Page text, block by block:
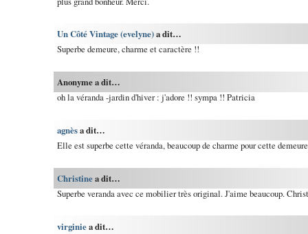
Un Côté Vintage (evelyne)a dit…
Superbe demeure, charme et caractère !!
Anonyme a dit…
oh la véranda -jardin d'hiver : j'adore !! sympa !! Patricia
agnèsa dit…
Elle est superbe cette véranda, beaucoup de charme pour cette demeure
Christinea dit…
Superbe veranda avec ce mobilier très original. J'aime beaucoup.
virginiea dit…